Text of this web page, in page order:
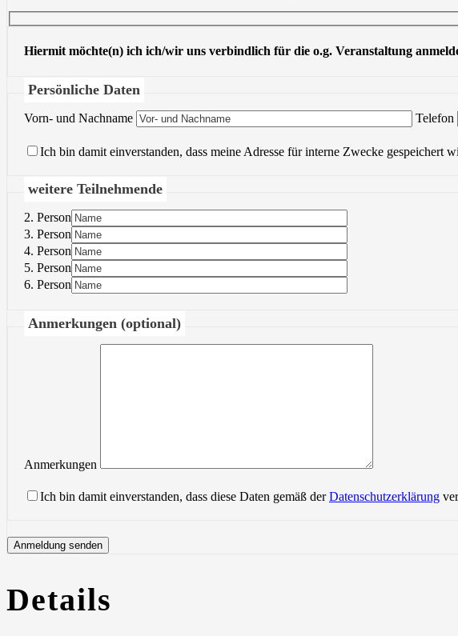
Hiermit möchte(n) ich ich/wir uns verbindlich für die o.g. Veranstaltung
Persönliche Daten
Vorn- und Nachname Bitte
Telefon
Ich bin damit einverstanden, dass meine Adresse für interne Zwecke
weitere Teilnehmende
2. Person
3. Person
4. Person
5. Person
6. Person
Anmerkungen (optional)
Anmerkungen
Ich bin damit einverstanden, dass diese Daten gemäß derDatenschutzerklärung
Details